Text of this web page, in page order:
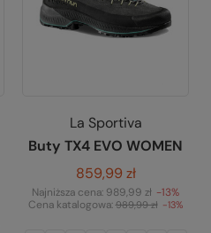
La Sportiva
Buty TX4 EVO WOMEN
859,99 zł
Najniższa cena: 989,99 zł -13%
Cena katalogowa:989,99 zł -13%